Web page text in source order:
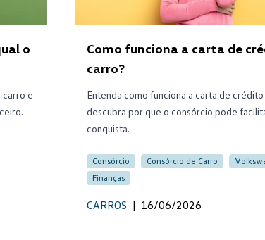
o
carro e
Como funciona a carta de
carro?
Entenda como funciona a carta de
descubra por que o consórcio pode
conquista.
Consórcio Consórcio de Carro
Finanças
CARROS | 16/06/2026